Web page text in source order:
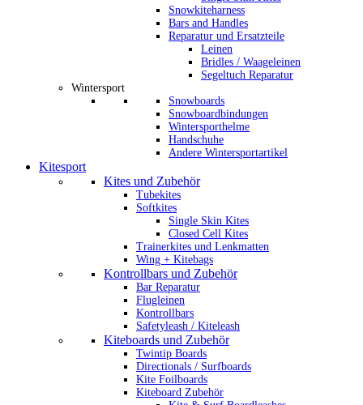
Snowkiteharness
Bars and Handles
Reparatur und Ersatzteile
Leinen
Bridles / Waageleinen
Segeltuch Reparatur
Wintersport
Snowboards
Snowboardbindungen
Wintersporthelme
Handschuhe
Andere Wintersportartikel
Kitesport
Kites und Zubehör
Tubekites
Softkites
Single Skin Kites
Closed Cell Kites
Trainerkites und Lenkmatten
Wing + Kitebags
Kontrollbars und Zubehör
Bar Reparatur
Flugleinen
Kontrollbars
Safetyleash / Kiteleash
Kiteboards und Zubehör
Twintip Boards
Directionals / Surfboards
Kite Foilboards
Kiteboard Zubehör